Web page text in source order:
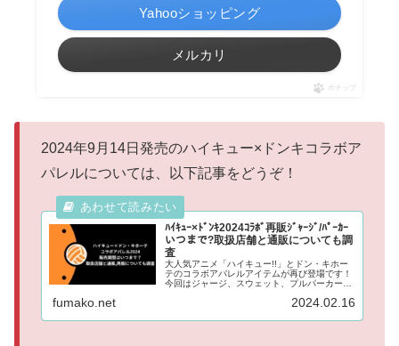
Yahooショッピング
メルカリ
ポチップ
2024年9月14日発売のハイキュー×ドンキコラボア
パレルについては、以下記事をどうぞ！
ﾊｲｷｭｰ×ﾄﾞﾝｷ2024ｺﾗﾎﾞ再販ｼﾞｬｰｼﾞ/ﾊﾟｰｶｰ
いつまで?取扱店舗と通販についても調
査
大人気アニメ「ハイキュー!!」とドン・キホー
テのコラボアパレルアイテムが再び登場です！
今回はジャージ、スウェット、プルパーカー、
即日完売店舗が続出しているので、今回も争奪
fumako.net 2024.02.16